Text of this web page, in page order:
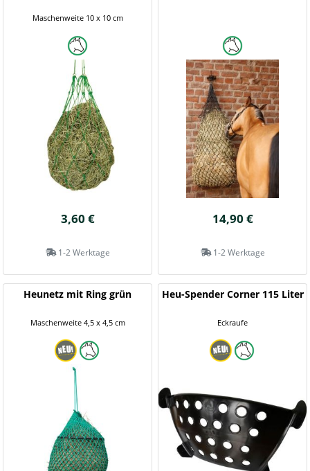
Maschenweite 10 x 10 cm
3,60 €
1-2 Werktage
14,90 €
1-2 Werktage
Heunetz mit Ring grün
Maschenweite 4,5 x 4,5 cm
Heu-Spender Corner 115 Liter
Eckraufe